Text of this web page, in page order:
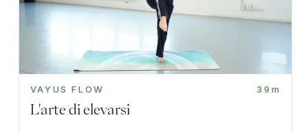
VAYUS FLOW 39m
L'arte di elevarsi